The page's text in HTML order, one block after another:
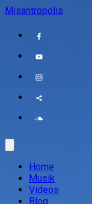
Misantropolis
Home
Musik
Videos
Blog